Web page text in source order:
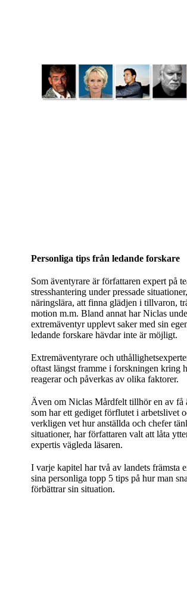
Personliga tips från ledande forskare
Som äventyrare är författaren expert på
stresshantering under pressade
näringslära, att finna glädjen i tillvaron,
motion m.m. Bland annat har Niclas
extremäventyr upplevt saker med sin
ledande forskare hävdar inte är möjligt.
Extremäventyrare och
oftast längst framme i forskningen kring
reagerar och påverkas av olika faktorer.
Även om Niclas Mårdfelt tillhör en av få
som har ett gediget förflutet i arbetslivet
verkligen vet hur anställda och chefer
situationer, har författaren valt att låta
expertis vägleda läsaren.
I varje kapitel har två av landets främsta
sina personliga topp 5 tips på hur man
förbättrar sin situation.